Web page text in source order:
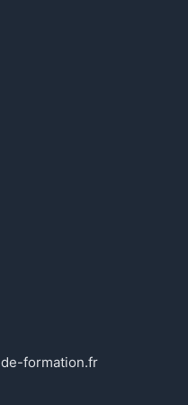
formation.fr